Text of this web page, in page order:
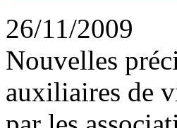
26/11/2009
Nouvelles
auxiliaires de